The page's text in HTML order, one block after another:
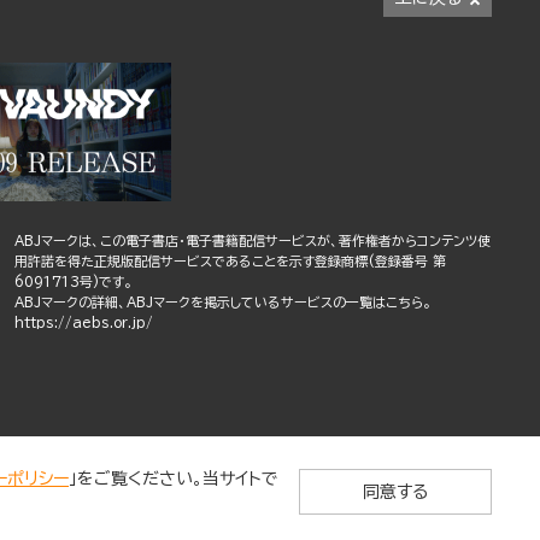
ABJマークは、この電子書店・電子書籍配信サービスが、著作権者からコンテンツ使
用許諾を得た正規版配信サービスであることを示す登録商標(登録番号 第
6091713号)です。
ABJマークの詳細、ABJマークを掲示しているサービスの一覧はこちら。
https://aebs.or.jp/
ポリシー 」をご覧ください。当サイトで
同意する